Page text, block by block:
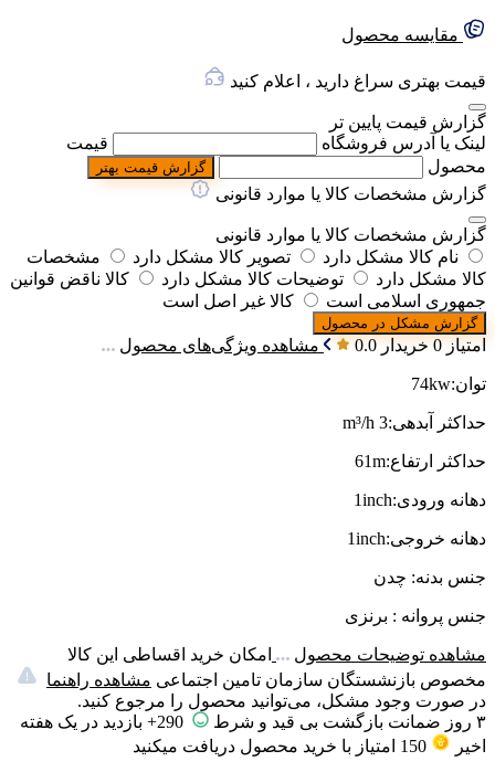
مقایسه محصول
قیمت بهتری سراغ دارید ، اعلام کنید
گزارش قیمت پایین تر
لینک یا آدرس فروشگاه
قیمت
محصول
گزارش قیمت بهتر
گزارش مشخصات کالا یا موارد قانونی
گزارش مشخصات کالا یا موارد قانونی
نام کالا مشکل دارد
تصویر کالا مشکل دارد
مشخصات
کالا مشکل دارد
توضیحات کالا مشکل دارد
کالا ناقض قوانین
جمهوری اسلامی است
کالا غیر اصل است
گزارش مشکل در محصول
امتیاز 0 خریدار 0.0 مشاهده ویژگی‌های محصول
توان:74kw
حداکثر آبدهی:3 m³/h
حداکثر ارتفاع:61m
دهانه ورودی:1inch
دهانه خروجی:1inch
جنس بدنه: چدن
جنس پروانه : برنزی
مشاهده توضیحات محصول
امکان خرید اقساطی این کالا
مخصوص بازنشستگان سازمان تامین اجتماعی مشاهده راهنما
در صورت وجود مشکل، می‌توانید محصول را مرجوع کنید.
۳ روز ضمانت بازگشت بی قید و شرط
290+ بازدید در یک هفته
اخیر
150 امتیاز با خرید محصول دریافت میکنید